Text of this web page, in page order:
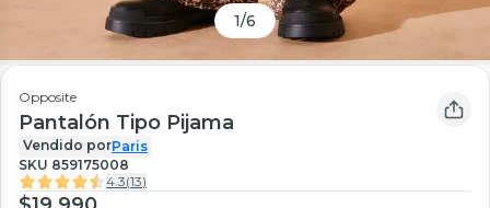
1/6
Opposite
Pantalón Tipo Pijama
Vendido porParis
SKU 859175008
4.3(13)